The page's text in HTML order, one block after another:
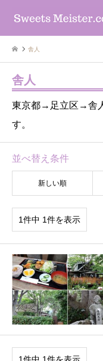
舎人
舎人
東京都→足立区→舎
す。
並べ替え条件
新しい順
1件中 1件を表示